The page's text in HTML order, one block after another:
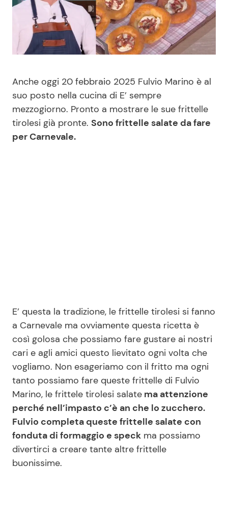
Benessere
Casa
Moda e Style
Mondo Mamma
News benessere
Cucina e Ricette
Consigli di Cucina
Dolci
Le Ricette in TV
Info
Chi siamo
Disclaimer e Privacy
Redazione
Contattaci
Pubblicità
Privacy Policy
Anche oggi 20 febbraio 2025 Fulvio Marino è al
suo posto nella cucina di E’ sempre
mezzogiorno. Pronto a mostrare le sue frittelle
tirolesi già pronte. Sono frittelle salate da fare
per Carnevale.
E’ questa la tradizione, le frittelle tirolesi si fanno
a Carnevale ma ovviamente questa ricetta è
così golosa che possiamo fare gustare ai nostri
cari e agli amici questo lievitato ogni volta che
vogliamo. Non esageriamo con il fritto ma ogni
tanto possiamo fare queste frittelle di Fulvio
Marino, le frittele tirolesi salate ma attenzione
perché nell’impasto c’è an che lo zucchero.
Fulvio completa queste frittelle salate con
fonduta di formaggio e speck ma possiamo
divertirci a creare tante altre frittelle
buonissime.